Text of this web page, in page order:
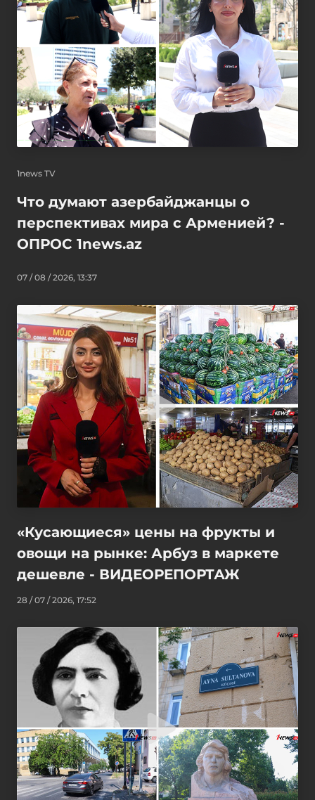
1news TV
Что думают азербайджанцы о
перспективах мира с Арменией? -
ОПРОС 1news.az
07 / 08 / 2026, 13:37
«Кусающиеся» цены на фрукты и
овощи на рынке: Арбуз в маркете
дешевле - ВИДЕОРЕПОРТАЖ
28 / 07 / 2026, 17:52